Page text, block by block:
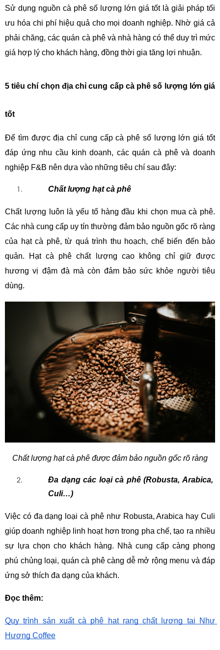
Sử dụng nguồn cà phê số lượng lớn giá tốt là giải pháp tối
ưu hóa chi phí hiệu quả cho mọi doanh nghiệp. Nhờ giá cả
phải chăng, các quán cà phê và nhà hàng có thể duy trì mức
giá hợp lý cho khách hàng, đồng thời gia tăng lợi nhuận.
5 tiêu chí chọn địa chỉ cung cấp cà phê số lượng lớn giá
tốt
Để tìm được địa chỉ cung cấp cà phê số lượng lớn giá tốt
đáp ứng nhu cầu kinh doanh, các quán cà phê và doanh
nghiệp F&B nên dựa vào những tiêu chí sau đây:
Chất lượng hạt cà phê
Chất lượng luôn là yếu tố hàng đầu khi chọn mua cà phê.
Các nhà cung cấp uy tín thường đảm bảo nguồn gốc rõ ràng
của hạt cà phê, từ quá trình thu hoạch, chế biến đến bảo
quản. Hạt cà phê chất lượng cao không chỉ giữ được
hương vị đậm đà mà còn đảm bảo sức khỏe người tiêu
dùng.
Chất lượng hạt cà phê được đảm bảo nguồn gốc rõ ràng
Đa dạng các loại cà phê (Robusta, Arabica,
Culi…)
Việc có đa dạng loại cà phê như Robusta, Arabica hay Culi
giúp doanh nghiệp linh hoạt hơn trong pha chế, tạo ra nhiều
sự lựa chọn cho khách hàng. Nhà cung cấp càng phong
phú chủng loại, quán cà phê càng dễ mở rộng menu và đáp
ứng sở thích đa dạng của khách.
Đọc thêm:
Quy trình sản xuất cà phê hạt rang chất lượng tại Như
Hương Coffee